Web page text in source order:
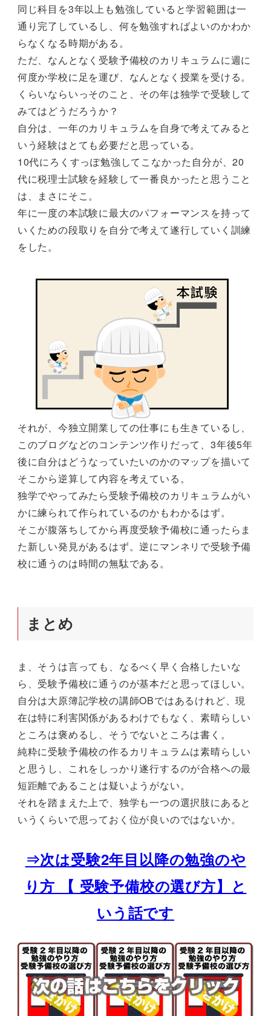
同じ科目を3年以上も勉強していると学習範囲は一
通り完了しているし、何を勉強すればよいのかわか
らなくなる時期がある。
ただ、なんとなく受験予備校のカリキュラムに週に
何度か学校に足を運び、なんとなく授業を受ける。
くらいならいっそのこと、その年は独学で受験して
みてはどうだろうか？
自分は、一年のカリキュラムを自身で考えてみると
いう経験はとても必要だと思っている。
10代にろくすっぽ勉強してこなかった自分が、20
代に税理士試験を経験して一番良かったと思うこと
は、まさにそこ。
年に一度の本試験に最大のパフォーマンスを持って
いくための段取りを自分で考えて遂行していく訓練
をした。
それが、今独立開業しての仕事にも生きているし、
このブログなどのコンテンツ作りだって、3年後5年
後に自分はどうなっていたいのかのマップを描いて
そこから逆算して内容を考えている。
独学でやってみたら受験予備校のカリキュラムがい
かに練られて作られているのかもわかるはず。
そこが腹落ちしてから再度受験予備校に通ったらま
た新しい発見があるはず。逆にマンネリで受験予備
校に通うのは時間の無駄である。
まとめ
ま、そうは言っても、なるべく早く合格したいな
ら、受験予備校に通うのが基本だと思ってほしい。
自分は大原簿記学校の講師OBではあるけれど、現
在は特に利害関係があるわけでもなく、素晴らしい
ところは褒めるし、そうでないところは書く。
純粋に受験予備校の作るカリキュラムは素晴らしい
と思うし、これをしっかり遂行するのが合格への最
短距離であることは疑いようがない。
それを踏まえた上で、独学も一つの選択肢にあると
いうくらいで思っておく位が良いのではないか。
⇒次は受験2年目以降の勉強のや
り方 【 受験予備校の選び方】と
いう話です